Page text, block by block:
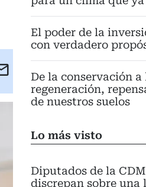
El poder de la
con verdadero
De la conservación a
regeneración,
de nuestros suelos
Lo más visto
Diputados de la
discrepan sobre una
Email